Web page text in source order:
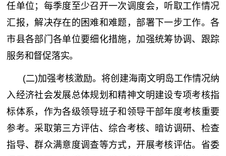
任单位；每季度至少召开一次调度会，听取工作情况
汇报，解决存在的困难和难题，部署下一步工作。各
市县各部门各单位要细化措施，加强统筹协调、跟踪
服务和督促落实。
(二)加强考核激励。将创建海南文明岛工作情况纳
入经济社会发展总体规划和精神文明建设专项考核指
标体系，作为各级领导班子和领导干部年度考核重要
参考。采取第三方评估、综合考核、暗访调研、检查
指导、群众满意度调查等方式，开展考核评估。省委